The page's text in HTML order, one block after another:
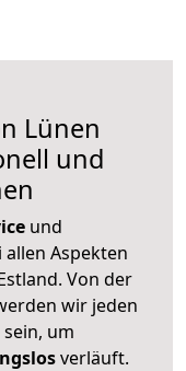
Lünen
und
und
allen Aspekten
Von der
wir jeden
um
verläuft.